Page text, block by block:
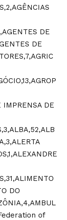
DE
DE
IMPRENSA DE
DO
of